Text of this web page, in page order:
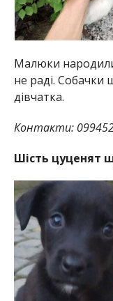
Малюки
не раді. Собачки
дівчатка.
Контакти:
Шість цуценят